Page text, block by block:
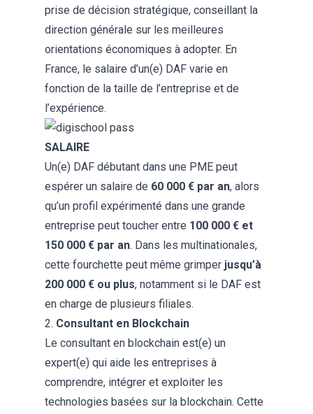
prise de décision stratégique, conseillant la
direction générale sur les meilleures
orientations économiques à adopter. En
France, le salaire d’un(e) DAF varie en
fonction de la taille de l’entreprise et de
l’expérience.
SALAIRE
Un(e) DAF débutant dans une PME peut
espérer un salaire de 60 000 € par an, alors
qu’un profil expérimenté dans une grande
entreprise peut toucher entre 100 000 € et
150 000 € par an. Dans les multinationales,
cette fourchette peut même grimper jusqu’à
200 000 € ou plus, notamment si le DAF est
en charge de plusieurs filiales.
2. Consultant en Blockchain
Le consultant en blockchain est(e) un
expert(e) qui aide les entreprises à
comprendre, intégrer et exploiter les
technologies basées sur la blockchain. Cette